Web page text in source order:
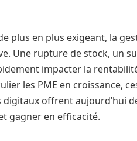
plus en plus exigeant, la
Une rupture de stock, un
impacter la
les PME en croissance,
offrent aujourd’hui
gagner en efficacité.